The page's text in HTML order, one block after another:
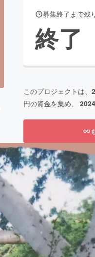
募集終了まで残
終了
このプロジェクトは、
円の資金を集め、